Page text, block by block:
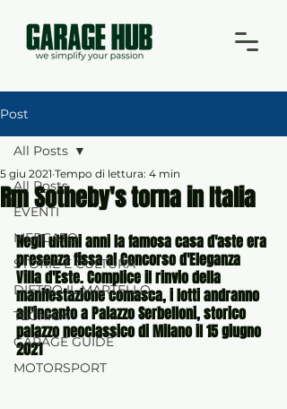
Post
All Posts
EVENTI
MERCATO
STORIE E CULTURA
DIETRO IL MARTELLO
TECNICA
GARAGE GUIDE
MOTORSPORT
All Posts
Rm Sotheby's torna in Italia
5 giu 2021 Tempo di lettura: 4 min
Negli ultimi anni la famosa casa d'aste era
presenza fissa al Concorso d'Eleganza
Villa d'Este. Complice il rinvio della
manifestazione comasca, i lotti andranno
all'incanto a Palazzo Serbelloni, storico
palazzo neoclassico di Milano il 15 giugno
2021